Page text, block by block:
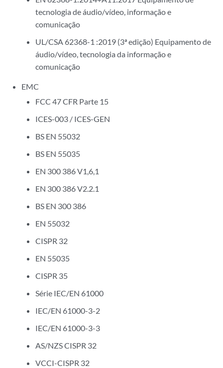
tecnologia de áudio/vídeo, informação e
comunicação
UL/CSA 62368-1 :2019 (3ª edição) Equipamento de
áudio/vídeo, tecnologia da informação e
comunicação
EMC
FCC 47 CFR Parte 15
ICES-003 / ICES-GEN
BS EN 55032
BS EN 55035
EN 300 386 V1,6,1
EN 300 386 V2.2.1
BS EN 300 386
EN 55032
CISPR 32
EN 55035
CISPR 35
Série IEC/EN 61000
IEC/EN 61000-3-2
IEC/EN 61000-3-3
AS/NZS CISPR 32
VCCI-CISPR 32